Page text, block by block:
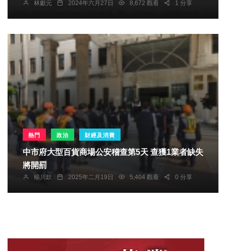
林獻元 2024年六月27日 8,672 觀看 1 分享
熱門 政治 財經及消費
中市府大型百貨商場公安稽查第5天 查獲1業者缺失
將開罰
楊川欽 2025年二月19日 5,404 觀看 0 分享